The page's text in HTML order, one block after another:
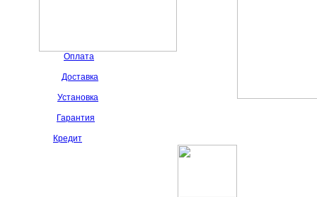
Оплата
Доставка
Установка
Гарантия
Кредит